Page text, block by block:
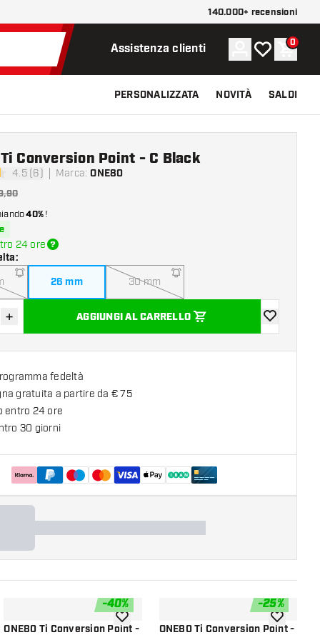
140.000+ recensioni
Assistenza clienti Account
La mia lista
0
PERSONALIZZATA NOVITÀ SALDI
valutazione
4.5 (6) Marca: ONE80
Conversion Point - C Black
40%!
24 ore
:
26 mm 30 mm
quantità
Aumenta quantità
+ AGGIUNGI AL CARRELLO
aggiungi
fedeltà
gratuita a partire da € 75
entro 24 ore
30 giorni
lista dei desideri
-40%
ONE80 Ti Conversion Point -aggiungi alla lista dei desideri
-25%
ONE80 Ti Conversion Point -
aggiungi